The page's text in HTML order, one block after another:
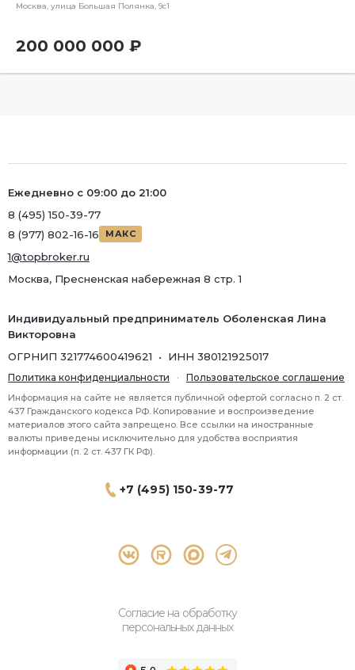
Москва, улица Большая Полянка, 9с1
200 000 000 ₽
+7 (495) 150-39-77
Согласие на обработку
персональных данных
Ежедневно с 09:00 до 21:00
8 (495) 150-39-77
8 (977) 802-16-16
МАКС
1@topbroker.ru
Москва, Пресненская набережная 8 стр. 1
Индивидуальный предприниматель Оболенская Лина
Викторовна
ОГРНИП 321774600419621 • ИНН 380121925017
Политика конфиденциальности · Пользовательское соглашение
Информация на сайте не является публичной офертой согласно п. 2 ст.
437 Гражданского кодекса РФ. Копирование и воспроизведение
материалов этого сайта запрещено. Все ссылки на иностранные
валюты приведены исключительно для удобства восприятия
информации (п. 2 ст. 437 ГК РФ).